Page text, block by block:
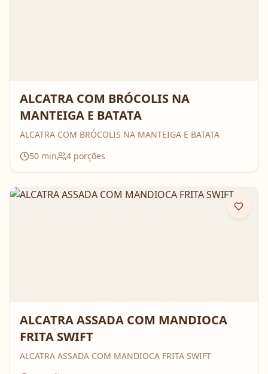
ALCATRA COM BRÓCOLIS NA
MANTEIGA E BATATA
ALCATRA COM BRÓCOLIS NA MANTEIGA E BATATA
50 min 4 porções
ALCATRA ASSADA COM MANDIOCA
FRITA SWIFT
ALCATRA ASSADA COM MANDIOCA FRITA SWIFT